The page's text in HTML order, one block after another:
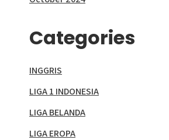
Categories
INGGRIS
LIGA 1 INDONESIA
LIGA BELANDA
LIGA EROPA